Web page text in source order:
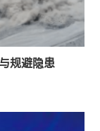
规避隐患